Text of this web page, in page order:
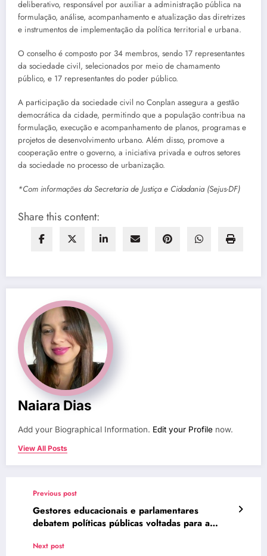
deliberativo, responsável por auxiliar a administração pública na
formulação, análise, acompanhamento e atualização das diretrizes
e instrumentos de implementação da política territorial e urbana.
O conselho é composto por 34 membros, sendo 17 representantes
da sociedade civil, selecionados por meio de chamamento
público, e 17 representantes do poder público.
A participação da sociedade civil no Conplan assegura a gestão
democrática da cidade, permitindo que a população contribua na
formulação, execução e acompanhamento de planos, programas e
projetos de desenvolvimento urbano. Além disso, promove a
cooperação entre o governo, a iniciativa privada e outros setores
da sociedade no processo de urbanização.
*Com informações da Secretaria de Justiça e Cidadania (Sejus-DF)
Share this content:
Naiara Dias
Add your Biographical Information. Edit your Profile now.
View All Posts
Previous post
Gestores educacionais e parlamentares
debatem políticas públicas voltadas para a
Next post